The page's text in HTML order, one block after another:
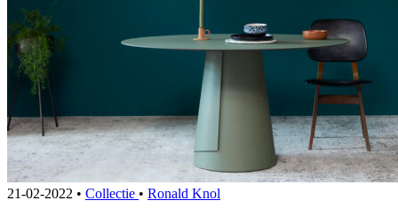
21-02-2022 • Collectie • Ronald Knol